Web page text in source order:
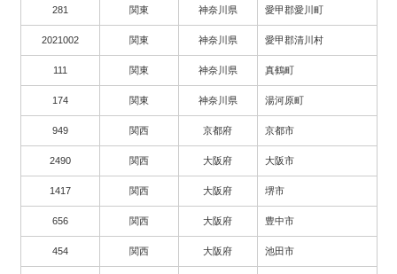
281 関東 神奈川県 愛甲郡愛川町
2021002 関東 神奈川県 愛甲郡清川村
111 関東 神奈川県 真鶴町
174 関東 神奈川県 湯河原町
949 関西 京都府 京都市
2490 関西 大阪府 大阪市
1417 関西 大阪府 堺市
656 関西 大阪府 豊中市
454 関西 大阪府 池田市